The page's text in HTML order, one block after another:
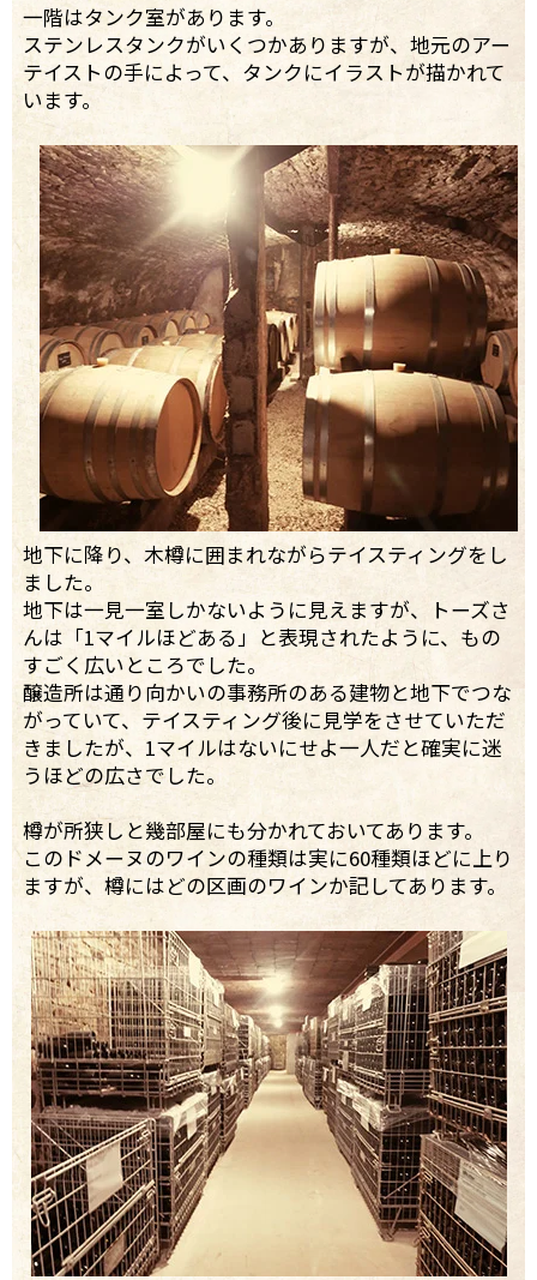
一階はタンク室があります。
ステンレスタンクがいくつかありますが、地元のアー
テイストの手によって、タンクにイラストが描かれて
います。
地下に降り、木樽に囲まれながらテイスティングをし
ました。
地下は一見一室しかないように見えますが、トーズさ
んは「1マイルほどある」と表現されたように、もの
すごく広いところでした。
醸造所は通り向かいの事務所のある建物と地下でつな
がっていて、テイスティング後に見学をさせていただ
きましたが、1マイルはないにせよ一人だと確実に迷
うほどの広さでした。
樽が所狭しと幾部屋にも分かれておいてあります。
このドメーヌのワインの種類は実に60種類ほどに上り
ますが、樽にはどの区画のワインか記してあります。